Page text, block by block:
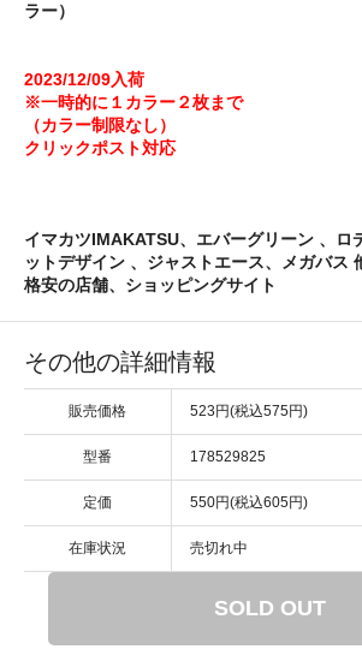
ラー）
2023/12/09入荷
※一時的に１カラー２枚まで
（カラー制限なし）
クリックポスト対応
イマカツIMAKATSU、エバーグリーン 、ロ
ットデザイン 、ジャストエース、メガバス
格安の店舗、ショッピングサイト
その他の詳細情報
販売価格 523円(税込575円)
型番 178529825
定価 550円(税込605円)
在庫状況 売切れ中
SOLD OUT